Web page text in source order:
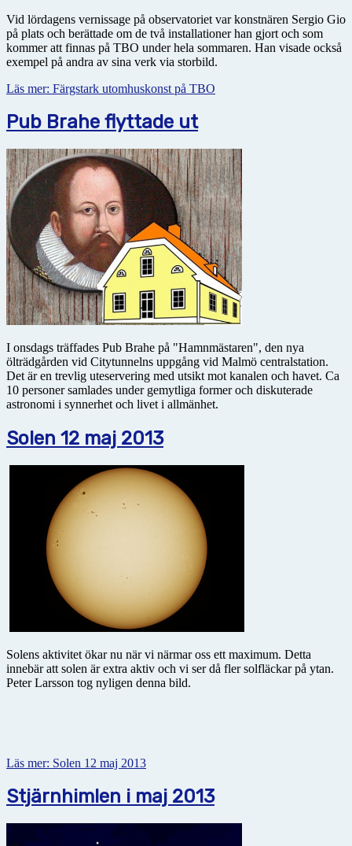
Vid lördagens vernissage på observatoriet var konstnären Sergio Gio
på plats och berättade om de två installationer han gjort och som
kommer att finnas på TBO under hela sommaren. Han visade också
exempel på andra av sina verk via storbild.
Läs mer: Färgstark utomhuskonst på TBO
Pub Brahe flyttade ut
I onsdags träffades Pub Brahe på "Hamnmästaren", den nya
ölträdgården vid Citytunnelns uppgång vid Malmö centralstation.
Det är en trevlig uteservering med utsikt mot kanalen och havet. Ca
10 personer samlades under gemytliga former och diskuterade
astronomi i synnerhet och livet i allmänhet.
Solen 12 maj 2013
Solens aktivitet ökar nu när vi närmar oss ett maximum. Detta
innebär att solen är extra aktiv och vi ser då fler solfläckar på ytan.
Peter Larsson tog nyligen denna bild.
Läs mer: Solen 12 maj 2013
Stjärnhimlen i maj 2013